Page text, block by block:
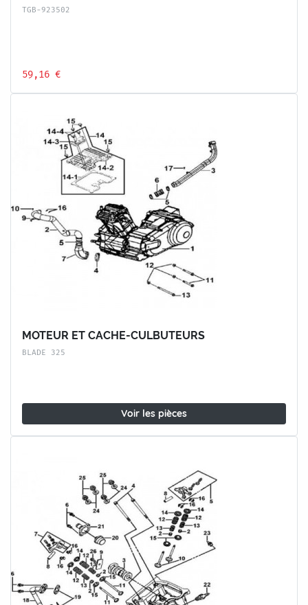
TGB-923502
59,16 €
MOTEUR ET CACHE-CULBUTEURS
BLADE 325
Voir les pièces